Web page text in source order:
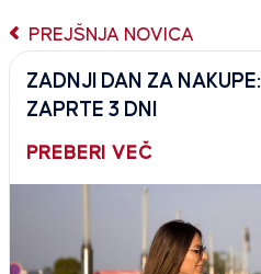
PREJŠNJA NOVICA
ZADNJI DAN ZA
ZAPRTE 3 DNI
PREBERI VEČ